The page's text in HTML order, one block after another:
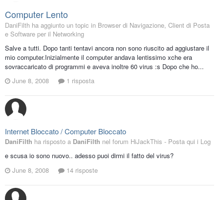
Computer Lento
DaniFilth ha aggiunto un topic in Browser di Navigazione, Client di Posta
e Software per il Networking
Salve a tutti. Dopo tanti tentavi ancora non sono riuscito ad aggiustare il
mio computer.Inizialmente il computer andava lentissimo xche era
sovraccaricato di programmi e aveva inoltre 60 virus :s Dopo che ho...
June 8, 2008
1 risposta
Internet Bloccato / Computer Bloccato
DaniFilth ha risposto a DaniFilth nel forum HiJackThis - Posta qui i Log
e scusa io sono nuovo.. adesso puoi dirmi il fatto del virus?
June 8, 2008
14 risposte